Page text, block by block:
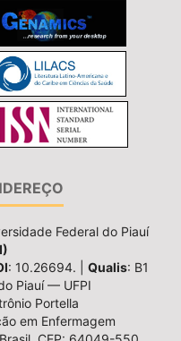
Federal do Piauí
: 10.26694. | Qualis: B1
Piauí — UFPI
Portella
em Enfermagem